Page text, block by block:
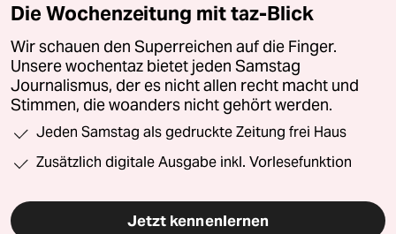
Die Wochenzeitung mit taz-Blick
Wir schauen den Superreichen auf die Finger.
Unsere wochentaz bietet jeden Samstag
Journalismus, der es nicht allen recht macht und
Stimmen, die woanders nicht gehört werden.
Jeden Samstag als gedruckte Zeitung frei Haus
Zusätzlich digitale Ausgabe inkl. Vorlesefunktion
Jetzt kennenlernen